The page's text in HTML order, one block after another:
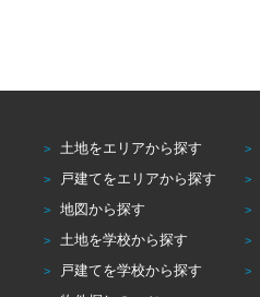
土地をエリアから探す
戸建てをエリアから探す
地図から探す
土地を学校から探す
戸建てを学校から探す